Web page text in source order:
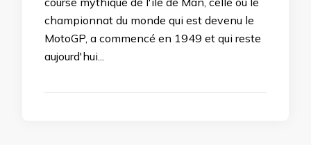
championnat du monde qui est devenu le
MotoGP, a commencé en 1949 et qui reste
aujourd'hui...